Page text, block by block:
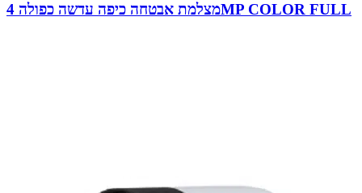
מצלמת אבטחה כיפה עדשה כפולה 4MP COLOR FULL